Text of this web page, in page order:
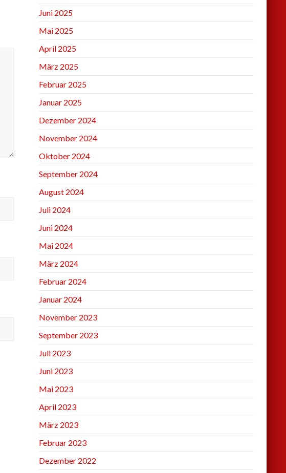
Juni 2025
Mai 2025
April 2025
März 2025
Februar 2025
Januar 2025
Dezember 2024
November 2024
Oktober 2024
September 2024
August 2024
Juli 2024
Juni 2024
Mai 2024
März 2024
Februar 2024
Januar 2024
November 2023
September 2023
Juli 2023
Juni 2023
Mai 2023
April 2023
März 2023
Februar 2023
Dezember 2022